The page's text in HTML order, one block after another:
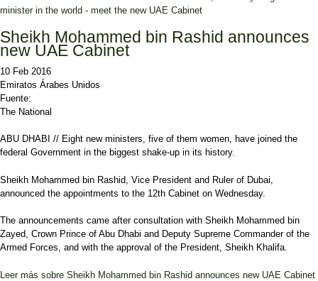
minister in the world - meet the new UAE Cabinet
Sheikh Mohammed bin Rashid announces
new UAE Cabinet
10 Feb 2016
Emiratos Árabes Unidos
Fuente:
The National
ABU DHABI // Eight new ministers, five of them women, have joined the
federal Government in the biggest shake-up in its history.
Sheikh Mohammed bin Rashid, Vice President and Ruler of Dubai,
announced the appointments to the 12th Cabinet on Wednesday.
The announcements came after consultation with Sheikh Mohammed bin
Zayed, Crown Prince of Abu Dhabi and Deputy Supreme Commander of the
Armed Forces, and with the approval of the President, Sheikh Khalifa.
Leer más sobre Sheikh Mohammed bin Rashid announces new UAE Cabinet